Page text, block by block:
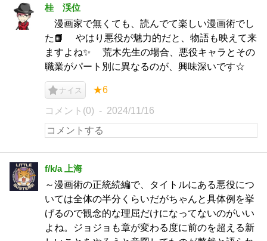
桂 渓位
漫画家で無くても、読んでて楽しい漫画術でし
た📙 やはり悪役が魅力的だと、物語も映えて来
ますよね✨ 荒木先生の場合、悪役キャラとその
職業がパート別に異なるのが、興味深いです☆
ナイス ★6
コメント(0) 2024/11/16
f/k/a 上海
～漫画術の正統続編で、タイトルにある悪役につ
いては全体の半分くらいだがちゃんと具体例を挙
げるので観念的な理屈だけになってないのがいい
よね。ジョジョも章が変わる度に前のを超える新